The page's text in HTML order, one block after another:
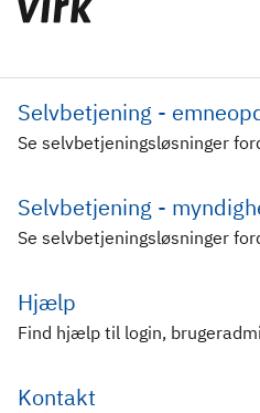
Selvbetjening -
Se selvbetjeningsløsninger
Selvbetjening -
Se selvbetjeningsløsninger
Hjælp
Find hjælp til login,
Kontakt